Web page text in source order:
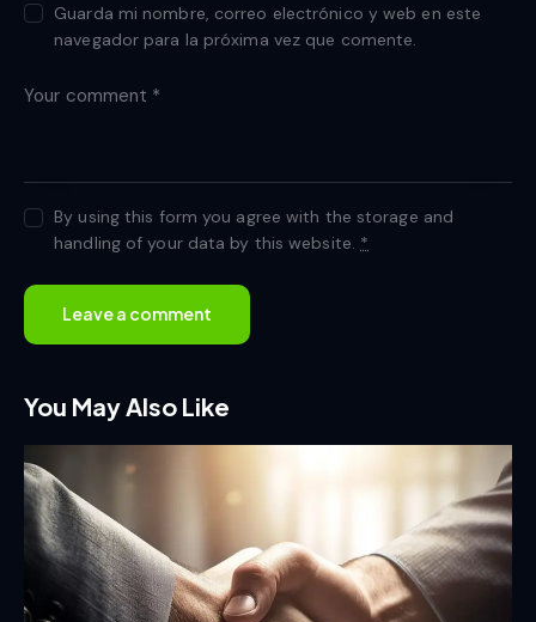
Guarda mi nombre, correo electrónico y web en este
navegador para la próxima vez que comente.
By using this form you agree with the storage and
handling of your data by this website. *
You May Also Like